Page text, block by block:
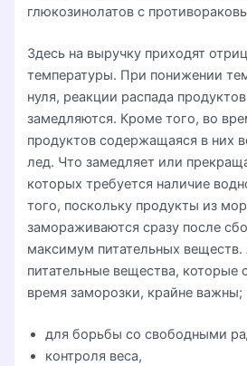
глюкозинолатов с
Здесь на выручку приходят
температуры. При понижении
нуля, реакции распада
замедляются. Кроме того, во
продуктов содержащаяся в них
лед. Что замедляет или
которых требуется наличие
того, поскольку продукты из
замораживаются сразу после
максимум питательных веществ.
питательные вещества, которые
время заморозки, крайне важны;
для борьбы со свободными
контроля веса,